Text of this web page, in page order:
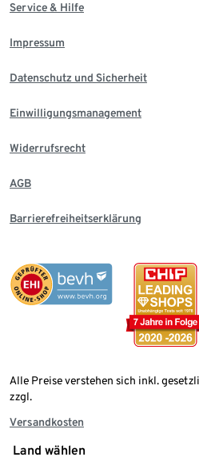
Service & Hilfe
Impressum
Datenschutz und Sicherheit
Einwilligungsmanagement
Widerrufsrecht
AGB
Barrierefreiheitserklärung
Alle Preise verstehen sich inkl.
zzgl.
Versandkosten
Land wählen